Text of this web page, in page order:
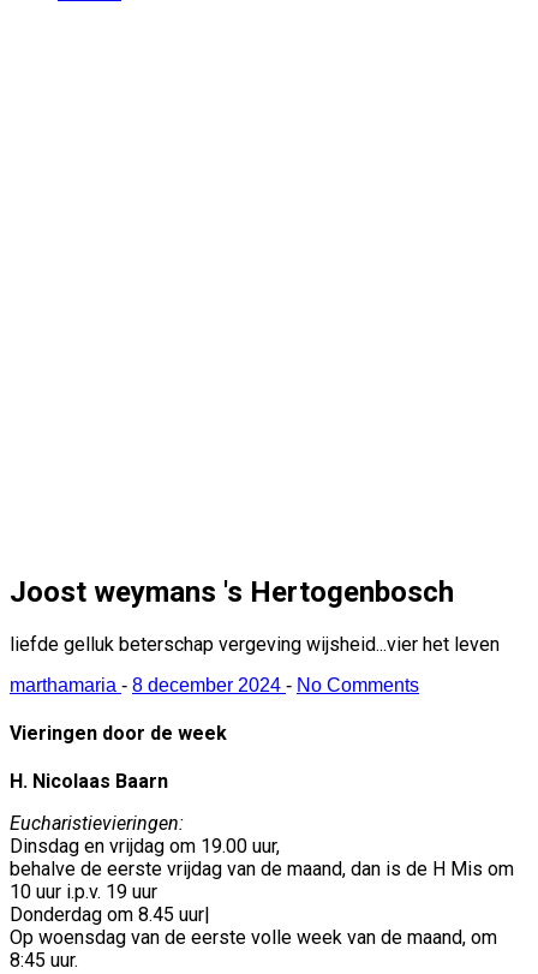
Joost weymans 's Hertogenbosch
liefde gelluk beterschap vergeving wijsheid...vier het leven
marthamaria - 8 december 2024 - No Comments
Vieringen door de week
H. Nicolaas Baarn
Eucharistievieringen:
Dinsdag en vrijdag om 19.00 uur,
behalve de eerste vrijdag van de maand, dan is de H Mis om
10 uur i.p.v. 19 uur
Donderdag om 8.45 uur|
Op woensdag van de eerste volle week van de maand, om
8:45 uur.